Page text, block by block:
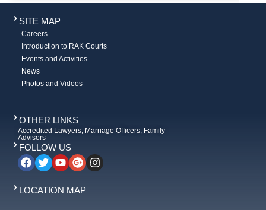
SITE MAP
Careers
Introduction to RAK Courts
Events and Activities
News
Photos and Videos
OTHER LINKS
Accredited Lawyers, Marriage Officers, Family
Advisors
FOLLOW US
LOCATION MAP